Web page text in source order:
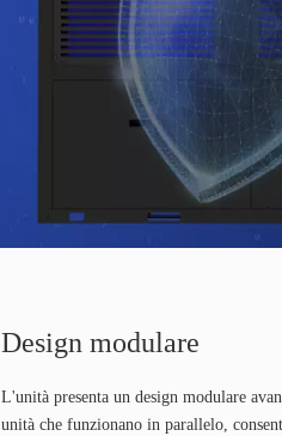
Design modulare
L'unità presenta un design modulare
unità che funzionano in parallelo,